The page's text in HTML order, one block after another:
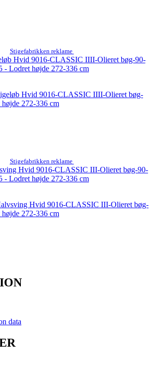
Stigefabrikken reklame
Hvid 9016-CLASSIC IIII-Olieret bøg-
272-336 cm
Stigefabrikken reklame
Hvid 9016-CLASSIC III-Olieret bøg-
272-336 cm
data